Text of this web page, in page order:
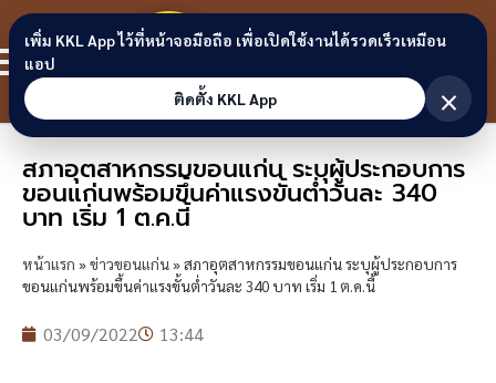
Skip to content
ขอนแก่น
ลิงก์
สภาอุตสาหกรรมขอนแก่น ระบุผู้ประกอบการ
ขอนแก่นพร้อมขึ้นค่าแรงขั้นต่ำวันละ 340
บาท เริ่ม 1 ต.ค.นี้
หน้าแรก »ข่าวขอนแก่น»สภาอุตสาหกรรมขอนแก่น ระบุผู้ประกอบการ
ขอนแก่นพร้อมขึ้นค่าแรงขั้นต่ำวันละ 340 บาท เริ่ม 1 ต.ค.นี้
03/09/2022 13:44
เพิ่ม KKL App ไว้ที่หน้าจอมือถือ เพื่อเปิดใช้งานได้รวดเร็วเหมือน
แอป
ติดตั้ง KKL App
×